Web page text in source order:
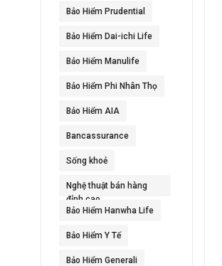
Bảo Hiểm Prudential
Bảo Hiểm Dai-ichi Life
Bảo Hiểm Manulife
Bảo Hiểm Phi Nhân Thọ
Bảo Hiểm AIA
Bancassurance
Sống khoẻ
Nghệ thuật bán hàng
đỉnh cao
Bảo Hiểm Hanwha Life
Bảo Hiểm Y Tế
Bảo Hiểm Generali